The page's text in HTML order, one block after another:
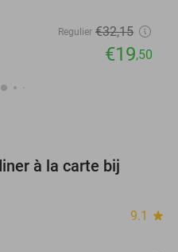
Regulier €32,15
€19,50
à la carte bij
9.1 star